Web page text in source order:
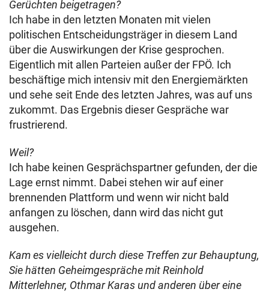
Gerüchten beigetragen?
Ich habe in den letzten Monaten mit vielen
politischen Entscheidungsträger in diesem Land
über die Auswirkungen der Krise gesprochen.
Eigentlich mit allen Parteien außer der FPÖ. Ich
beschäftige mich intensiv mit den Energiemärkten
und sehe seit Ende des letzten Jahres, was auf uns
zukommt. Das Ergebnis dieser Gespräche war
frustrierend.
Weil?
Ich habe keinen Gesprächspartner gefunden, der die
Lage ernst nimmt. Dabei stehen wir auf einer
brennenden Plattform und wenn wir nicht bald
anfangen zu löschen, dann wird das nicht gut
ausgehen.
Kam es vielleicht durch diese Treffen zur Behauptung,
Sie hätten Geheimgespräche mit Reinhold
Mitterlehner, Othmar Karas und anderen über eine